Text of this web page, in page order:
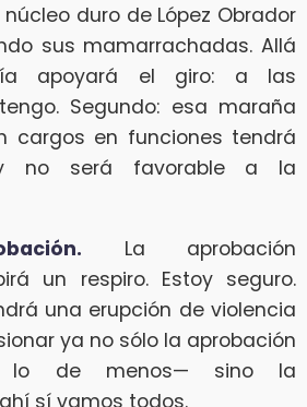
núcleo duro de López Obrador
sus mamarrachadas. Allá
apoyará el giro: a las
Segundo: esa maraña
cargos en funciones tendrá
no será favorable a la
La aprobación
un respiro. Estoy seguro.
una erupción de violencia
ya no sólo la aprobación
de menos— sino la
sí vamos todos.